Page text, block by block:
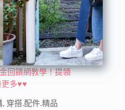
回饋網教學！提領
更多♥♥
, 穿搭.配件.精品